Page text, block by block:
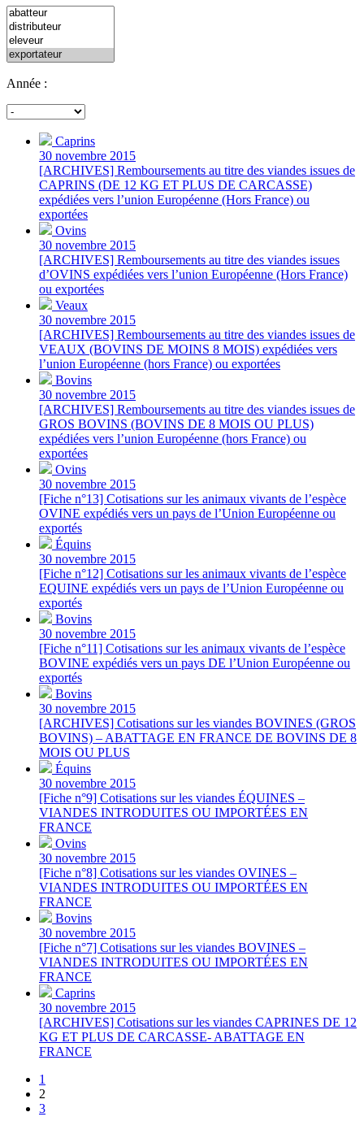
Année :
Caprins
30 novembre 2015
[ARCHIVES] Remboursements au titre des viandes issues de
CAPRINS (DE 12 KG ET PLUS DE CARCASSE)
expédiées vers l’union Européenne (Hors France) ou
exportées
Ovins
30 novembre 2015
[ARCHIVES] Remboursements au titre des viandes issues
d’OVINS expédiées vers l’union Européenne (Hors France)
ou exportées
Veaux
30 novembre 2015
[ARCHIVES] Remboursements au titre des viandes issues de
VEAUX (BOVINS DE MOINS 8 MOIS) expédiées vers
l’union Européenne (hors France) ou exportées
Bovins
30 novembre 2015
[ARCHIVES] Remboursements au titre des viandes issues de
GROS BOVINS (BOVINS DE 8 MOIS OU PLUS)
expédiées vers l’union Européenne (hors France) ou
exportées
Ovins
30 novembre 2015
[Fiche n°13] Cotisations sur les animaux vivants de l’espèce
OVINE expédiés vers un pays de l’Union Européenne ou
exportés
Équins
30 novembre 2015
[Fiche n°12] Cotisations sur les animaux vivants de l’espèce
EQUINE expédiés vers un pays de l’Union Européenne ou
exportés
Bovins
30 novembre 2015
[Fiche n°11] Cotisations sur les animaux vivants de l’espèce
BOVINE expédiés vers un pays DE l’Union Européenne ou
exportés
Bovins
30 novembre 2015
[ARCHIVES] Cotisations sur les viandes BOVINES (GROS
BOVINS) – ABATTAGE EN FRANCE DE BOVINS DE 8
MOIS OU PLUS
Équins
30 novembre 2015
[Fiche n°9] Cotisations sur les viandes ÉQUINES –
VIANDES INTRODUITES OU IMPORTÉES EN
FRANCE
Ovins
30 novembre 2015
[Fiche n°8] Cotisations sur les viandes OVINES –
VIANDES INTRODUITES OU IMPORTÉES EN
FRANCE
Bovins
30 novembre 2015
[Fiche n°7] Cotisations sur les viandes BOVINES –
VIANDES INTRODUITES OU IMPORTÉES EN
FRANCE
Caprins
30 novembre 2015
[ARCHIVES] Cotisations sur les viandes CAPRINES DE 12
KG ET PLUS DE CARCASSE- ABATTAGE EN
FRANCE
1
2
3